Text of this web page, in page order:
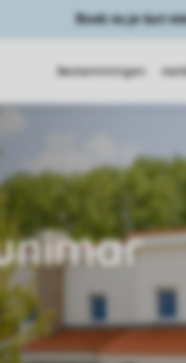
Boek nu je last
Bestemmingen